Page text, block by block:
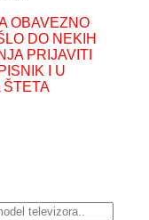
OBAVEZNO
DO NEKIH
PRIJAVITI
I U
ŠTETA